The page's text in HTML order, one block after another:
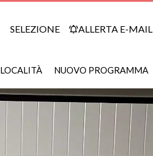
SELEZIONE ALLERTA E-MAIL
LOCALITÀ NUOVO PROGRAMMA